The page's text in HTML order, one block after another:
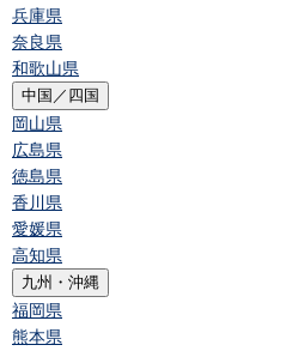
兵庫県
奈良県
和歌山県
中国／四国
岡山県
広島県
徳島県
香川県
愛媛県
高知県
九州・沖縄
福岡県
熊本県